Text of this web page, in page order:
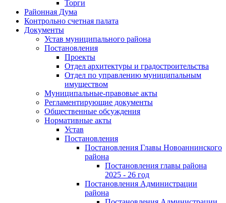
Торги
Районная Дума
Контрольно счетная палата
Документы
Устав муниципального района
Постановления
Проекты
Отдел архитектуры и градостроительства
Отдел по управлению муниципальным
имуществом
Муниципальные-правовые акты
Регламентирующие документы
Общественные обсуждения
Нормативные акты
Устав
Постановления
Постановления Главы Новоаннинского
района
Постановления главы района
2025 - 26 год
Постановления Администрации
района